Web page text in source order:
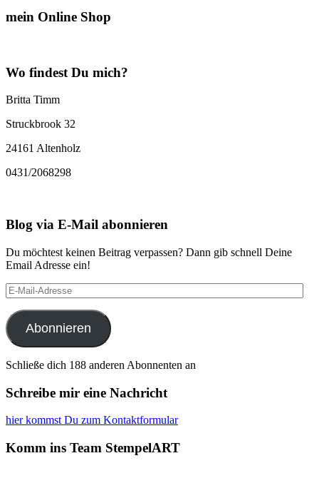
mein Online Shop
Wo findest Du mich?
Britta Timm
Struckbrook 32
24161 Altenholz
0431/2068298
Blog via E-Mail abonnieren
Du möchtest keinen Beitrag verpassen? Dann gib schnell Deine
Email Adresse ein!
E-
Mail-
Adresse
Abonnieren
Schließe dich 188 anderen Abonnenten an
Schreibe mir eine Nachricht
hier kommst Du zum Kontaktformular
Komm ins Team StempelART